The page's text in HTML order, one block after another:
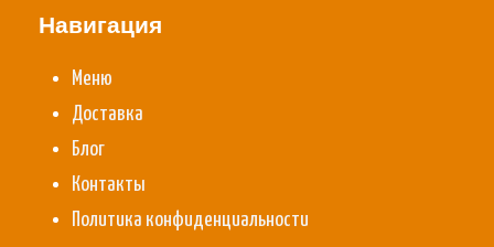
Навигация
Меню
Доставка
Блог
Контакты
Политика конфиденциальности